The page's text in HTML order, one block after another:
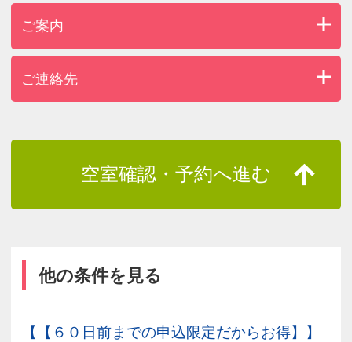
ご案内
ご連絡先
空室確認・予約へ進む
他の条件を見る
【【６０日前までの申込限定だからお得】】